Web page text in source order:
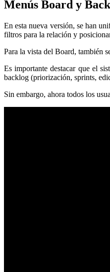
Menús Board y
En esta nueva versión, se han
filtros para la relación y
Para la vista del Board, también
Es importante destacar que el
backlog (priorización, sprints,
Sin embargo, ahora todos los